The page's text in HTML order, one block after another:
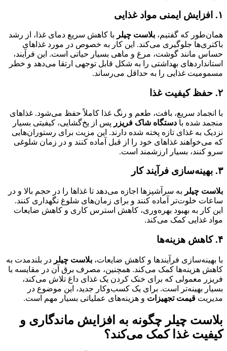
۱. افزایش ایمنی مواد غذایی
همان‌طور که گفتیم، بلاست چیلر با کاهش سریع دمای غذا، از رشد
باکتری‌ها جلوگیری می‌کند. این کار به خصوص در مورد غذاهای
حساس مانند گوشت، مرغ و ماهی بسیار حیاتی است. این فرآیند،
استانداردهای بهداشتی را به شکل قابل توجهی ارتقا می‌دهد و خطر
مسمومیت غذایی را به حداقل می‌رساند.
۲. حفظ کیفیت غذا
با انجماد سریع، بافت، طعم و رنگ غذا کاملاً حفظ می‌شود. غذاهای
منجمد شده با دستگاه شاک فریزر پس از یخ‌گشایی، کیفیتی بسیار
نزدیک به غذای تازه پخته شده دارند. این مزیت برای رستوران‌هایی
که می‌خواهند غذاهای خود را از قبل آماده کنند و در زمان شلوغی
سرو کنند، بسیار ارزشمند است.
۳. بهینه‌سازی فرآیند کار
بلاست چیلر به سرآشپزها اجازه می‌دهد تا غذاها را در حجم بالا و در
ساعات خلوت‌تر آماده کنند و برای زمان‌های شلوغ نگهداری کنند.
این کار به بهبود بهره‌وری، کاهش استرس کاری و کاهش ضایعات
مواد غذایی کمک می‌کند.
۴.کاهش هزینه‌ها
با بهینه‌سازی فرآیندها و کاهش ضایعات، بلاست چیلر در بلندمدت به
کاهش هزینه‌ها کمک می‌کند. همچنین، مصرف برق آن در مقایسه با
فریزر معمولی که برای خنک کردن یک غذای داغ تلاش می‌کند،
بسیار بهینه‌تر است. برای یک کسب‌وکار جدید، این موضوع در
مدیریت قیمت تجهیزات و هزینه‌های عملیاتی بسیار مهم است.
بلاست چیلر چگونه به افزایش ماندگاری و
کیفیت غذا کمک می‌کند؟